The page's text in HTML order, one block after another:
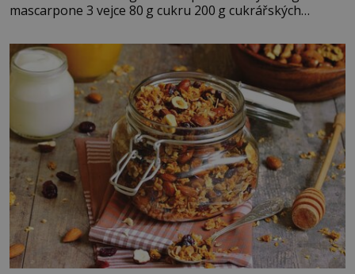
mascarpone 3 vejce 80 g cukru 200 g cukrářských
posypání Postup: Oddělte žloutky od bílků. Žloutky
vyšlehejte s cukrem do světlé pěny a postupně do nich
vmíchejte mascarpone, aby vznikl hladký